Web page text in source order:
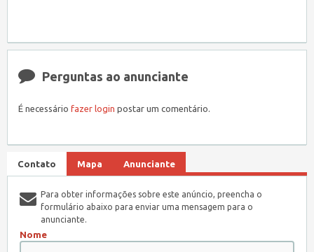
Perguntas ao anunciante
É necessário fazer login postar um comentário.
Contato Mapa Anunciante
Para obter informações sobre este anúncio, preencha o
formulário abaixo para enviar uma mensagem para o
anunciante.
Nome